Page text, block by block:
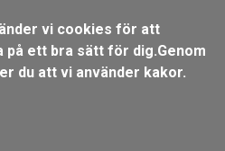
vi cookies för att
på ett bra sätt för dig.Genom
du att vi använder kakor.